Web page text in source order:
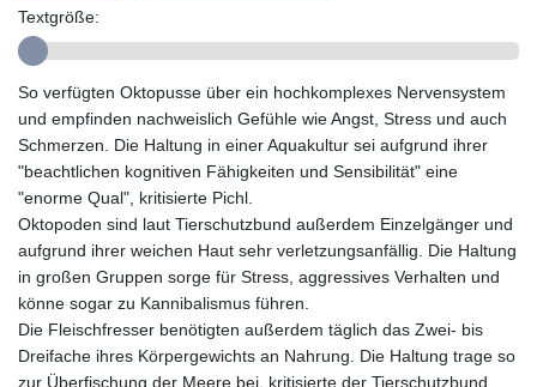
HRK 7.535927
HTG 151.004686
HUF 361.716561
IDR 20669.039071
ILS 3.470936
INR 109.868418
IQD 1514.327484
IRR
1588628.329042
ISK 141.829705
JEP 0.85882
JMD 183.531544
Textgröße:
So verfügten Oktopusse über ein hochkomplexes Nervensystem
und empfinden nachweislich Gefühle wie Angst, Stress und auch
Schmerzen. Die Haltung in einer Aquakultur sei aufgrund ihrer
"beachtlichen kognitiven Fähigkeiten und Sensibilität" eine
"enorme Qual", kritisierte Pichl.
Oktopoden sind laut Tierschutzbund außerdem Einzelgänger und
aufgrund ihrer weichen Haut sehr verletzungsanfällig. Die Haltung
in großen Gruppen sorge für Stress, aggressives Verhalten und
könne sogar zu Kannibalismus führen.
Die Fleischfresser benötigten außerdem täglich das Zwei- bis
Dreifache ihres Körpergewichts an Nahrung. Die Haltung trage so
zur Überfischung der Meere bei, kritisierte der Tierschutzbund